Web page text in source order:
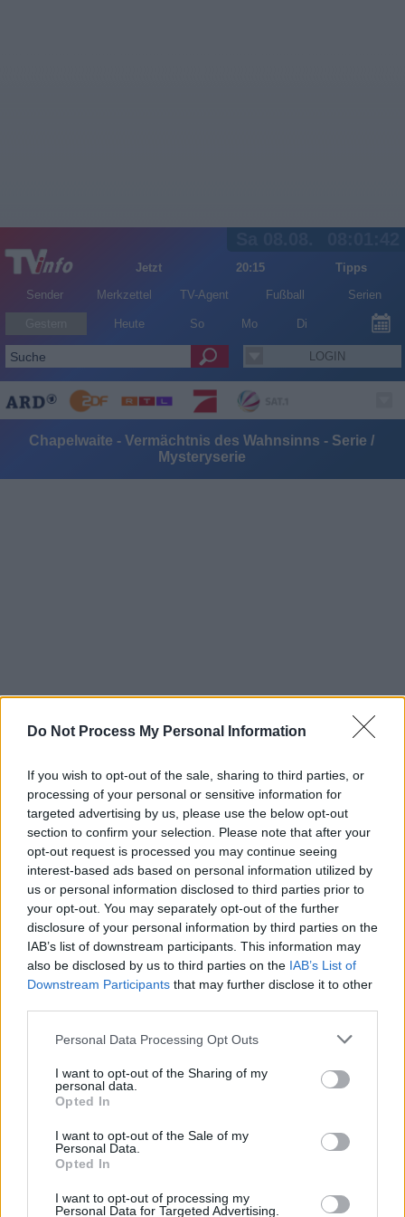
Do Not Process My Personal Information
If you wish to opt-out of the sale, sharing to third parties, or
processing of your personal or sensitive information for
targeted advertising by us, please use the below opt-out
section to confirm your selection. Please note that after your
opt-out request is processed you may continue seeing
interest-based ads based on personal information utilized by
us or personal information disclosed to third parties prior to
your opt-out. You may separately opt-out of the further
disclosure of your personal information by third parties on the
IAB’s list of downstream participants. This information may
also be disclosed by us to third parties on the IAB’s List of
Downstream Participants that may further disclose it to other
Personal Data Processing Opt Outs
I want to opt-out of the Sharing of my
personal data.
Opted In
I want to opt-out of the Sale of my
Personal Data.
Opted In
I want to opt-out of processing my
Personal Data for Targeted Advertising.
Jetzt 20:15
Tipps
Sender
Merkzettel TV-Agent Fußball Serien
Heute So Mo Di
LOGIN
Chapelwaite - Vermächtnis des Wahnsinns - Serie /
Mysteryserie
Vermächtnis des Wahnsinns (
Folge 3 Staffel: 1
Sa 15.8. 22:05 Mysteryserie
Details